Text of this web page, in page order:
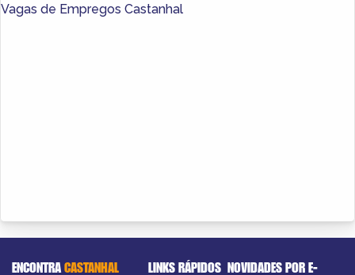
Vagas de Empregos Castanhal
ENCONTRACASTANHAL LINKS RÁPIDOS NOVIDADES POR E-